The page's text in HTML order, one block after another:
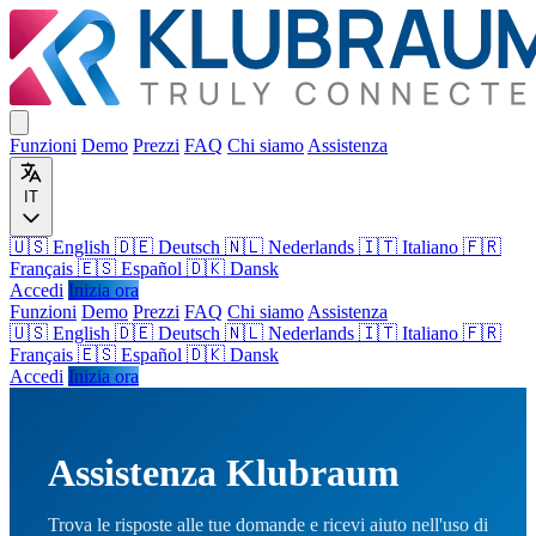
Funzioni Demo Prezzi FAQ Chi siamo Assistenza
IT
🇺🇸 English 🇩🇪 Deutsch 🇳🇱 Nederlands 🇮🇹 Italiano 🇫🇷
Français 🇪🇸 Español 🇩🇰 Dansk
Accedi Inizia ora
Funzioni Demo Prezzi FAQ Chi siamo Assistenza
🇺🇸 English 🇩🇪 Deutsch 🇳🇱 Nederlands 🇮🇹 Italiano 🇫🇷
Français 🇪🇸 Español 🇩🇰 Dansk
Accedi Inizia ora
Assistenza Klubraum
Trova le risposte alle tue domande e ricevi aiuto nell'uso di